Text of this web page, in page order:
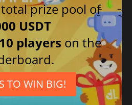
prize pool of
USDT
players on the
TO WIN BIG!